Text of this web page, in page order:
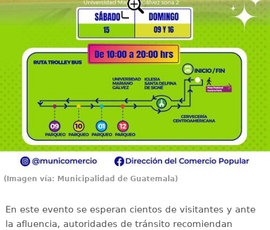
(Imagen vía: Municipalidad de Guatemala)
En este evento se esperan cientos de visitantes y ante
la afluencia, autoridades de tránsito recomiendan